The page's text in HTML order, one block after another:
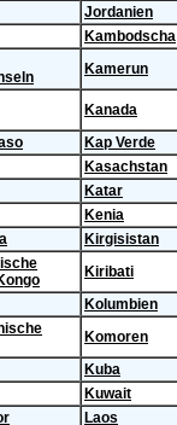
Jordanien
Kambodscha
Kamerun
Kanada
Kap Verde
Kasachstan
Katar
Kenia
Kirgisistan
Kiribati
Kolumbien
Komoren
Kuba
Kuwait
Laos